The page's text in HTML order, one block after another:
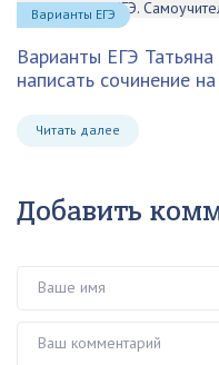
Варианты ЕГЭ
написать сочинение
Читать далее
Варианты ЕГЭ
Добавить